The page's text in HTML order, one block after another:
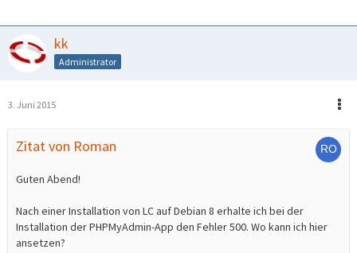
kk
Administrator
3. Juni 2015
Zitat von Roman
Guten Abend!
Nach einer Installation von LC auf Debian 8 erhalte ich bei der
Installation der PHPMyAdmin-App den Fehler 500. Wo kann ich hier
ansetzen?